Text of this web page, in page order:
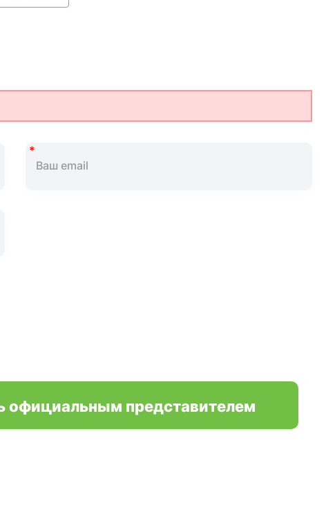
официальным представителем